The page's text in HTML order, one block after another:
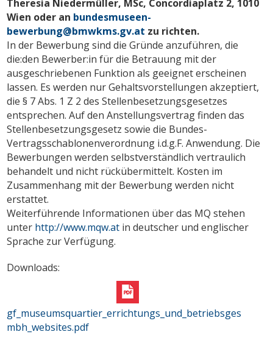
Theresia Niedermüller, MSc, Concordiaplatz 2, 1010
Wien oder an bundesmuseen-
bewerbung@bmwkms.gv.at zu richten.
In der Bewerbung sind die Gründe anzuführen, die
die:den Bewerber:in für die Betrauung mit der
ausgeschriebenen Funktion als geeignet erscheinen
lassen. Es werden nur Gehaltsvorstellungen akzeptiert,
die § 7 Abs. 1 Z 2 des Stellenbesetzungsgesetzes
entsprechen. Auf den Anstellungsvertrag finden das
Stellenbesetzungsgesetz sowie die Bundes-
Vertragsschablonenverordnung i.d.g.F. Anwendung. Die
Bewerbungen werden selbstverständlich vertraulich
behandelt und nicht rückübermittelt. Kosten im
Zusammenhang mit der Bewerbung werden nicht
erstattet.
Weiterführende Informationen über das MQ stehen
unter http://www.mqw.at in deutscher und englischer
Sprache zur Verfügung.
Downloads:
gf_museumsquartier_errichtungs_und_betriebsges
mbh_websites.pdf